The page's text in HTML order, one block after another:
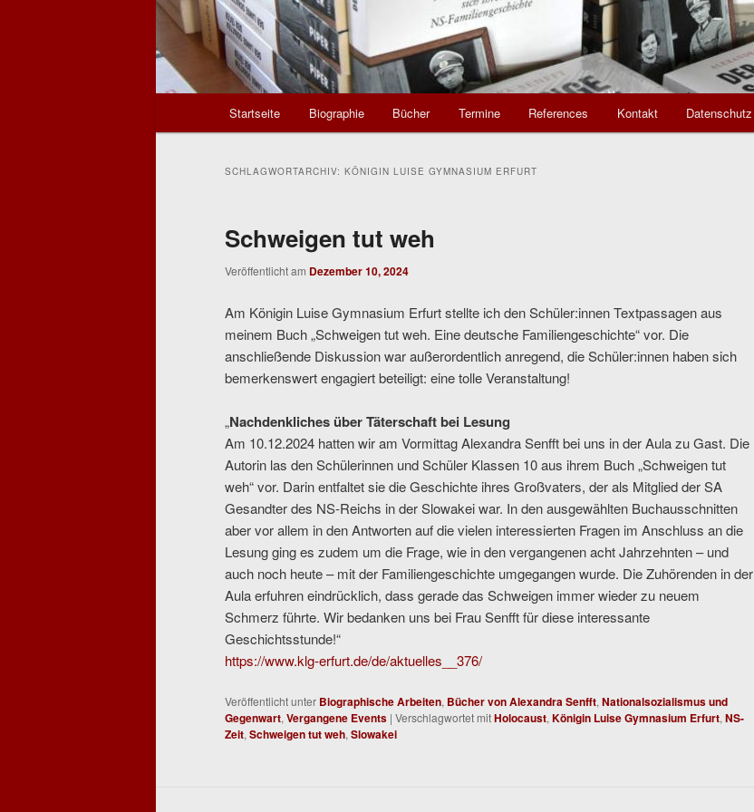
Startseite Biographie Bücher Termine References Kontakt Datenschutz
SCHLAGWORTARCHIV: KÖNIGIN LUISE GYMNASIUM ERFURT
Schweigen tut weh
Veröffentlicht am Dezember 10, 2024
Am Königin Luise Gymnasium Erfurt stellte ich den Schüler:innen Textpassagen aus
meinem Buch „Schweigen tut weh. Eine deutsche Familiengeschichte“ vor. Die
anschließende Diskussion war außerordentlich anregend, die Schüler:innen haben sich
bemerkenswert engagiert beteiligt: eine tolle Veranstaltung!
„Nachdenkliches über Täterschaft bei Lesung
Am 10.12.2024 hatten wir am Vormittag Alexandra Senfft bei uns in der Aula zu Gast. Die
Autorin las den Schülerinnen und Schüler Klassen 10 aus ihrem Buch „Schweigen tut
weh“ vor. Darin entfaltet sie die Geschichte ihres Großvaters, der als Mitglied der SA
Gesandter des NS-Reichs in der Slowakei war. In den ausgewählten Buchausschnitten
aber vor allem in den Antworten auf die vielen interessierten Fragen im Anschluss an die
Lesung ging es zudem um die Frage, wie in den vergangenen acht Jahrzehnten – und
auch noch heute – mit der Familiengeschichte umgegangen wurde. Die Zuhörenden in der
Aula erfuhren eindrücklich, dass gerade das Schweigen immer wieder zu neuem
Schmerz führte. Wir bedanken uns bei Frau Senfft für diese interessante
Geschichtsstunde!“
https://www.klg-erfurt.de/de/aktuelles__376/
Veröffentlicht unter Biographische Arbeiten, Bücher von Alexandra Senfft, Nationalsozialismus und
Gegenwart, Vergangene Events | Verschlagwortet mitHolocaust, Königin Luise Gymnasium Erfurt, NS-
Zeit, Schweigen tut weh, Slowakei